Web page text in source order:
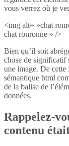
vous verrez où je
<img alt= »chat
chat ronronne » />
Bien qu’il soit
chose de significatif
une image. De cette
sémantique html
de la balise de
données.
Rappelez-
contenu